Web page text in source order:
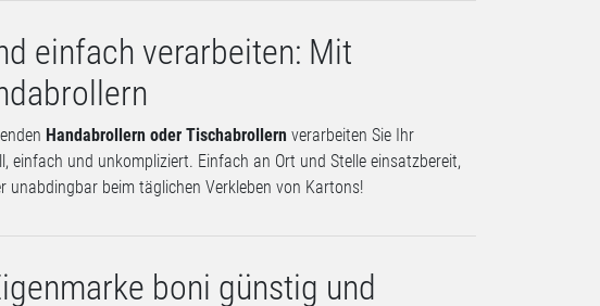
einfach verarbeiten: Mit
Handabrollern oder Tischabrollern verarbeiten Sie Ihr
einfach und unkompliziert. Einfach an Ort und Stelle einsatzbereit,
unabdingbar beim täglichen Verkleben von Kartons!
boni günstig und